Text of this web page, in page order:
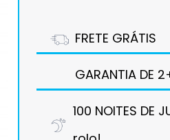
FRETE GRÁTIS
GARANTIA DE
100 NOITES DE